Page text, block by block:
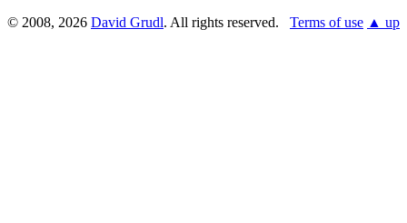
© 2008, 2026 David Grudl. All rights reserved. Terms of use ▲ up